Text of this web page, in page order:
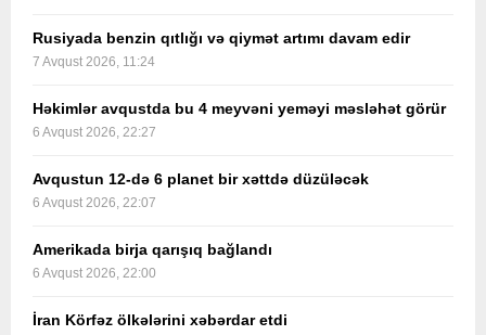
Rusiyada benzin qıtlığı və qiymət artımı davam edir
7 Avqust 2026, 11:24
Həkimlər avqustda bu 4 meyvəni yeməyi məsləhət görür
6 Avqust 2026, 22:27
Avqustun 12-də 6 planet bir xəttdə düzüləcək
6 Avqust 2026, 22:07
Amerikada birja qarışıq bağlandı
6 Avqust 2026, 22:00
İran Körfəz ölkələrini xəbərdar etdi